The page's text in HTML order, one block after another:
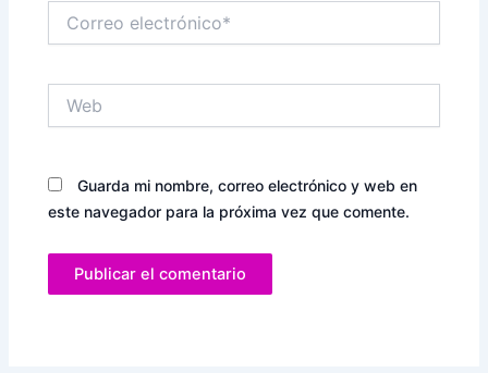
electrónico*
Guarda mi nombre, correo electrónico y web en
este navegador para la próxima vez que comente.